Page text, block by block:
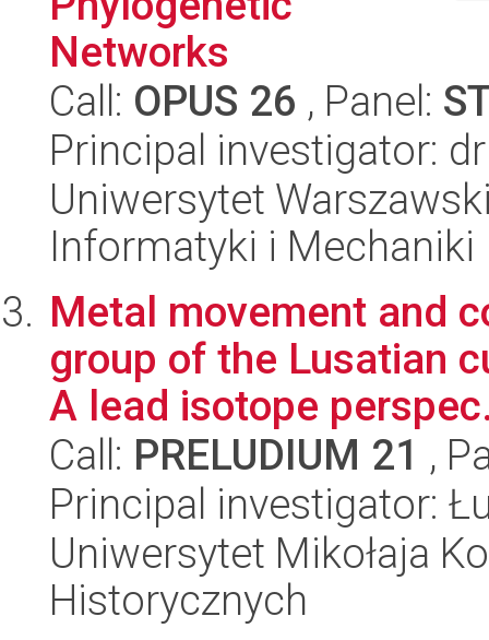
Networks
Call: OPUS 26 , Panel:
Principal investigator:
Uniwersytet
Informatyki i Mechaniki
Metal movement and
group of the Lusatian
A lead isotope
Call: PRELUDIUM 21 ,
Principal investigator:
Uniwersytet Mikołaja
Historycznych